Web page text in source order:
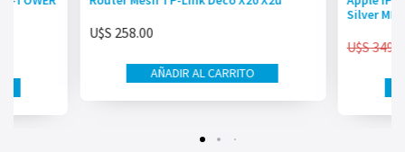
U$S 258.00
AÑADIR AL CARRITO
Silver
U$S